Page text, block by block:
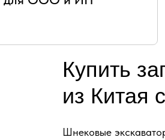
Купить
из Китая
Шнековые